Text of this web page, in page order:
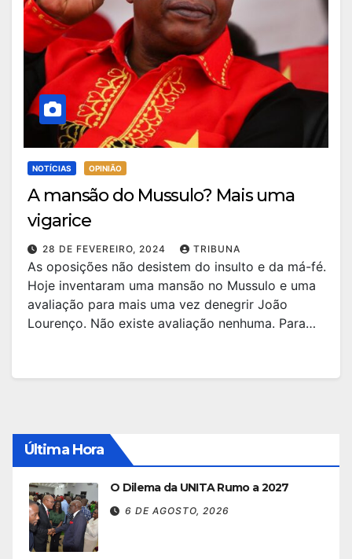
NOTÍCIAS OPINIÃO
A mansão do Mussulo? Mais uma
vigarice
28 DE FEVEREIRO, 2024 TRIBUNA
As oposições não desistem do insulto e da má-fé.
Hoje inventaram uma mansão no Mussulo e uma
avaliação para mais uma vez denegrir João
Lourenço. Não existe avaliação nenhuma. Para…
Última Hora
O Dilema da UNITA Rumo a 2027
6 DE AGOSTO, 2026